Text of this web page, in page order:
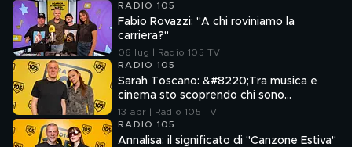
RADIO 105
Fabio Rovazzi: "A chi roviniamo la
carriera?"
06 lug | Radio 105 TV
RADIO 105
Sarah Toscano: &#8220;Tra musica e
cinema sto scoprendo chi sono
davvero&#8221;
13 apr | Radio 105 TV
RADIO 105
Annalisa: il significato di "Canzone Estiva"